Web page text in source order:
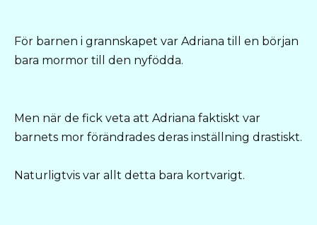
För barnen i grannskapet var Adriana till en början
bara mormor till den nyfödda.
Men när de fick veta att Adriana faktiskt var
barnets mor förändrades deras inställning drastiskt.
Naturligtvis var allt detta bara kortvarigt.